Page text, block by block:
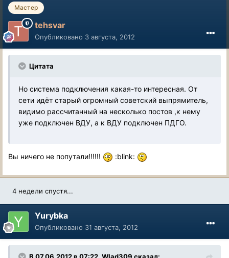
Мастер
tehsvar
Опубликовано 3 августа, 2012
Цитата
Но система подключения какая-то интересная. От
сети идёт старый огромный советский выпрямитель,
видимо рассчитанный на несколько постов ,к нему
уже подключен ВДУ, а к ВДУ подключен ПДГО.
Вы ничего не попутали!!!!!! :blink:
4 недели спустя...
Yurybka
Опубликовано 31 августа, 2012